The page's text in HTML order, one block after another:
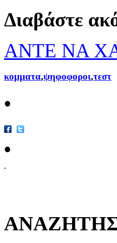
Διαβάστε
ΑΝΤΕ ΝΑ
κομματα,ψηφοφοροι,τεστ
•
•